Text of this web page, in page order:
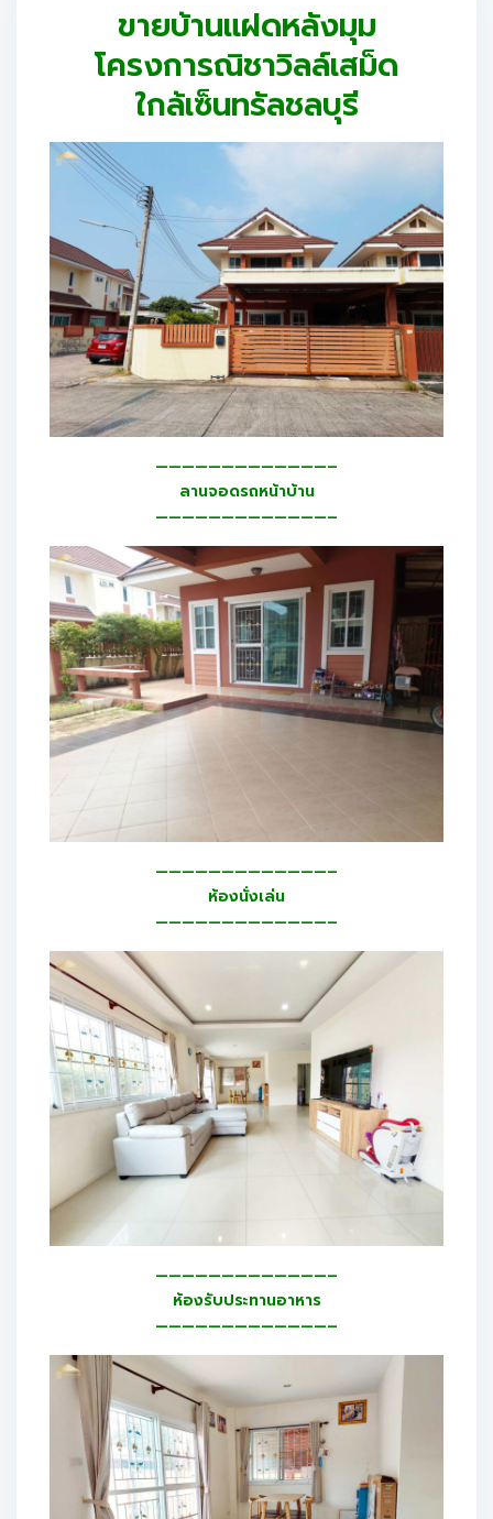
ขายบ้านแฝดหลังมุม
โครงการณิชาวิลล์เสม็ด
ใกล้เซ็นทรัลชลบุรี
—————————————–
ลานจอดรถหน้าบ้าน
—————————————–
—————————————–
ห้องนั่งเล่น
—————————————–
—————————————–
ห้องรับประทานอาหาร
—————————————–